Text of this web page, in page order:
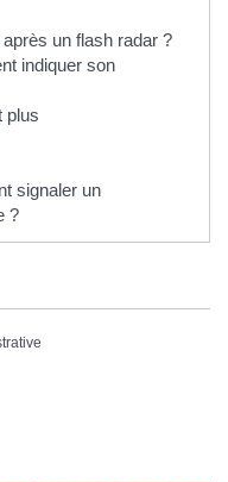
un flash radar ?
indiquer son
plus
signaler un
?